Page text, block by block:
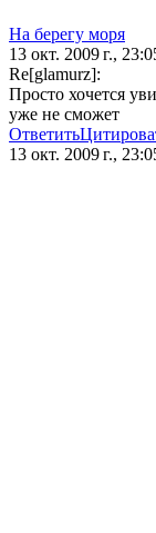
На берегу моря
13 окт. 2009 г.,
Re[glamurz]:
Просто хочется
уже не сможет
Ответить
13 окт. 2009 г.,